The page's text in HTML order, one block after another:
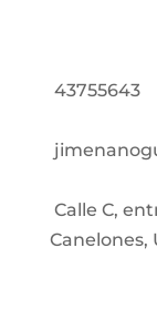
43755643
Calle C,
Canelones,